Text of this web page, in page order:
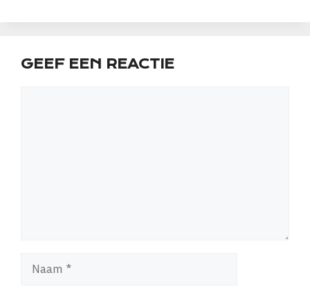
GEEF EEN REACTIE
Naam